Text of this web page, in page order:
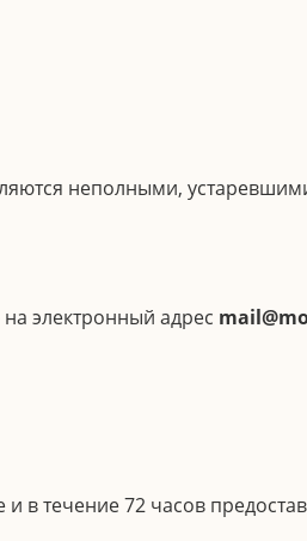
неполными,
электронный адрес
в течение 72 часов